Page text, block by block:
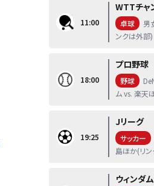
11:00
WTTチャ
卓球
男
ンクは外部)
18:00
プロ野球
野球
ム vs. 楽天
19:25
Jリーグ
サッカー
島ほか(リ
ウィンダ